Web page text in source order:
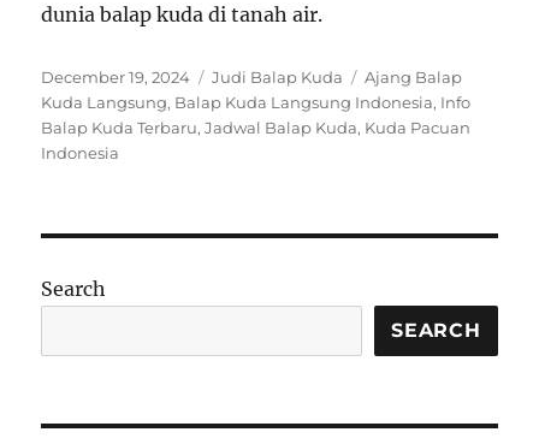
dunia balap kuda di tanah air.
P
o
s
t
December 19, 2024
C
a
t
s
Judi Balap Kuda
T
a
g
Ajang Balap
Kuda Langsung, Balap Kuda Langsung Indonesia, Info
Balap Kuda Terbaru,Jadwal Balap Kuda, Kuda Pacuan
Indonesia
Search
SEARCH